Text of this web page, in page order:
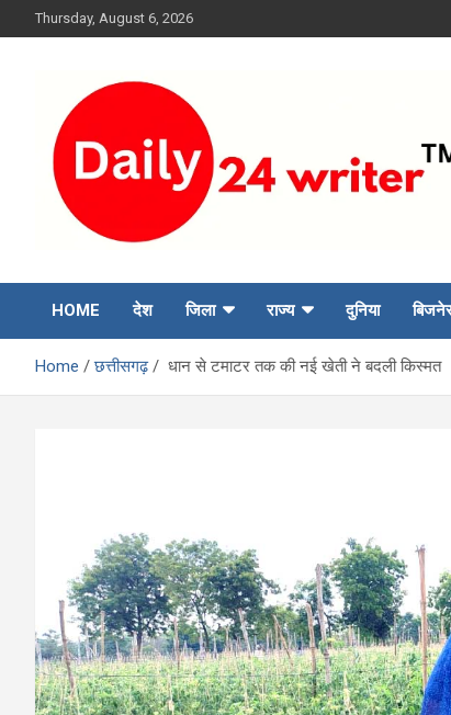
to
Thursday, August 6, 2026
HOME देश जिला राज्य दुनिया
Home छत्तीसगढ़ धान से टमाटर तक की नई खेती ने बदली किस्मत